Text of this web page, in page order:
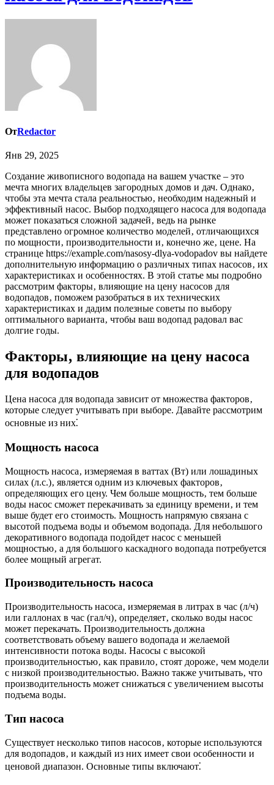
ОтRedactor
Янв 29, 2025
Создание живописного водопада на вашем участке – это
мечта многих владельцев загородных домов и дач. Однако‚
чтобы эта мечта стала реальностью‚ необходим надежный и
эффективный насос. Выбор подходящего насоса для водопада
может показаться сложной задачей‚ ведь на рынке
представлено огромное количество моделей‚ отличающихся
по мощности‚ производительности и‚ конечно же‚ цене. На
странице https://example.com/nasosy-dlya-vodopadov вы найдете
дополнительную информацию о различных типах насосов‚ их
характеристиках и особенностях. В этой статье мы подробно
рассмотрим факторы‚ влияющие на цену насосов для
водопадов‚ поможем разобраться в их технических
характеристиках и дадим полезные советы по выбору
оптимального варианта‚ чтобы ваш водопад радовал вас
долгие годы.
Факторы‚ влияющие на цену насоса
для водопадов
Цена насоса для водопада зависит от множества факторов‚
которые следует учитывать при выборе. Давайте рассмотрим
основные из них⁚
Мощность насоса
Мощность насоса‚ измеряемая в ваттах (Вт) или лошадиных
силах (л.с.)‚ является одним из ключевых факторов‚
определяющих его цену. Чем больше мощность‚ тем больше
воды насос сможет перекачивать за единицу времени‚ и тем
выше будет его стоимость. Мощность напрямую связана с
высотой подъема воды и объемом водопада. Для небольшого
декоративного водопада подойдет насос с меньшей
мощностью‚ а для большого каскадного водопада потребуется
более мощный агрегат.
Производительность насоса
Производительность насоса‚ измеряемая в литрах в час (л/ч)
или галлонах в час (гал/ч)‚ определяет‚ сколько воды насос
может перекачать. Производительность должна
соответствовать объему вашего водопада и желаемой
интенсивности потока воды. Насосы с высокой
производительностью‚ как правило‚ стоят дороже‚ чем модели
с низкой производительностью. Важно также учитывать‚ что
производительность может снижаться с увеличением высоты
подъема воды.
Тип насоса
Существует несколько типов насосов‚ которые используются
для водопадов‚ и каждый из них имеет свои особенности и
ценовой диапазон. Основные типы включают⁚